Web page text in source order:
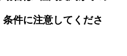
件に注意してくださ